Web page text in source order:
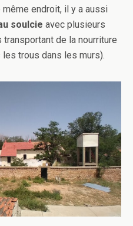
endroit, il y a aussi
soulcie avec plusieurs
de la nourriture
trous dans les murs).